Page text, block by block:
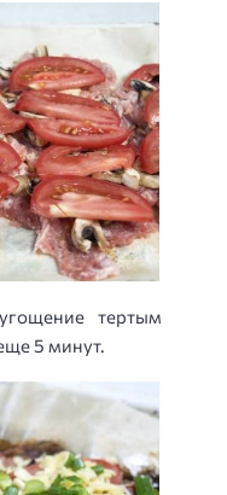
тертым
5 минут.